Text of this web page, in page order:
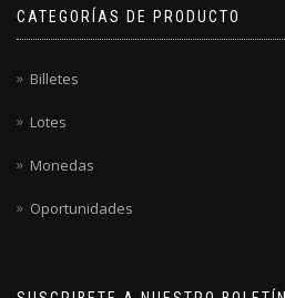
CATEGORÍAS DE PRODUCTO
Billetes
Lotes
Monedas
Oportunidades